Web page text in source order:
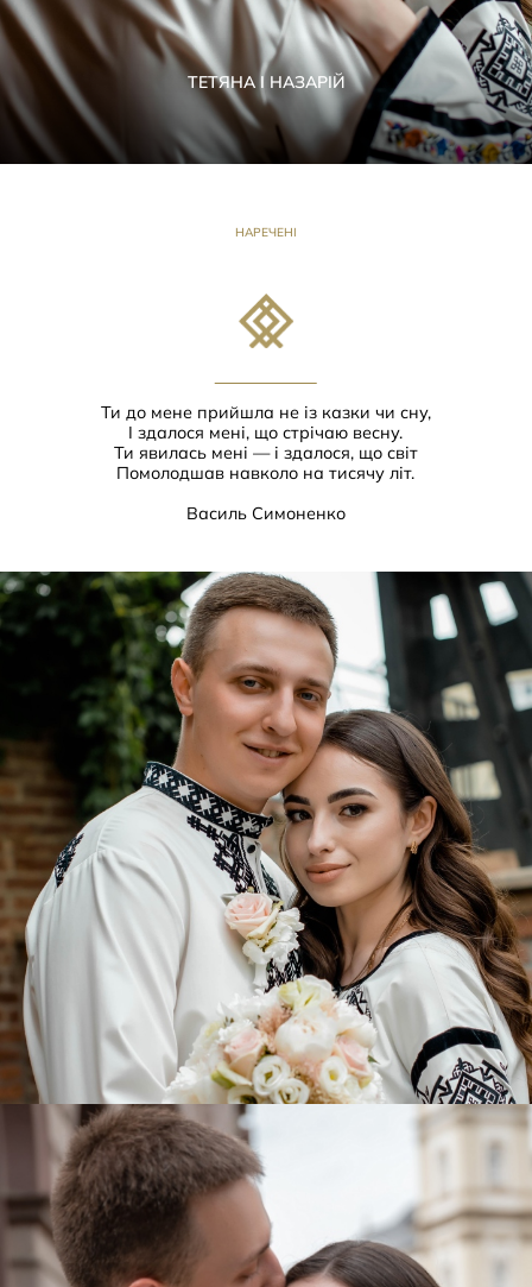
ТЕТЯНА І НАЗАРІЙ
НАРЕЧЕНІ
Ти до мене прийшла не із казки чи сну,
І здалося мені, що стрічаю весну.
Ти явилась мені — і здалося, що світ
Помолодшав навколо на тисячу літ.
Василь Симоненко